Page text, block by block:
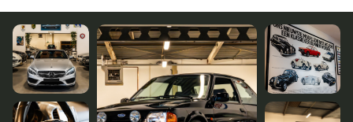
Verkocht
Contact